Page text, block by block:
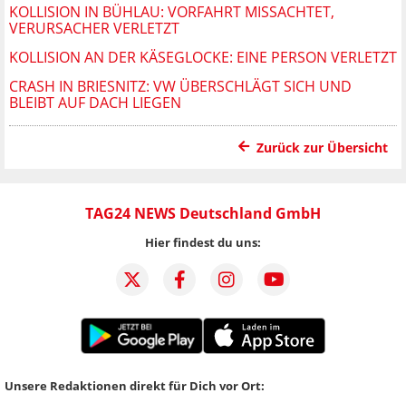
KOLLISION IN BÜHLAU: VORFAHRT MISSACHTET,
VERURSACHER VERLETZT
KOLLISION AN DER KÄSEGLOCKE: EINE PERSON VERLETZT
CRASH IN BRIESNITZ: VW ÜBERSCHLÄGT SICH UND
BLEIBT AUF DACH LIEGEN
Zurück zur Übersicht
TAG24 NEWS Deutschland GmbH
Hier findest du uns:
Unsere Redaktionen direkt für Dich vor Ort: